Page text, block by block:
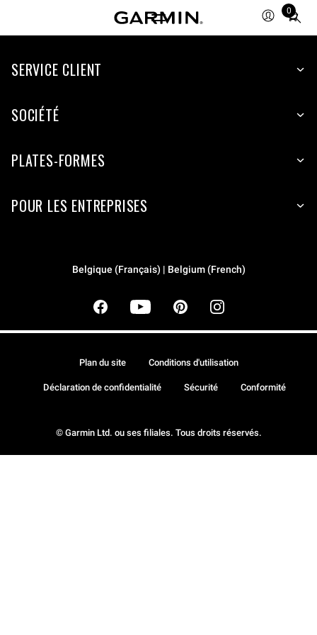
0
Total
SERVICE CLIENT
SOCIÉTÉ
PLATES-FORMES
POUR LES ENTREPRISES
Belgique (Français) | Belgium (French)
© Garmin Ltd. ou ses filiales. Tous droits réservés.
Plan du site Conditions d'utilisation
Déclaration de confidentialité Sécurité Conformité